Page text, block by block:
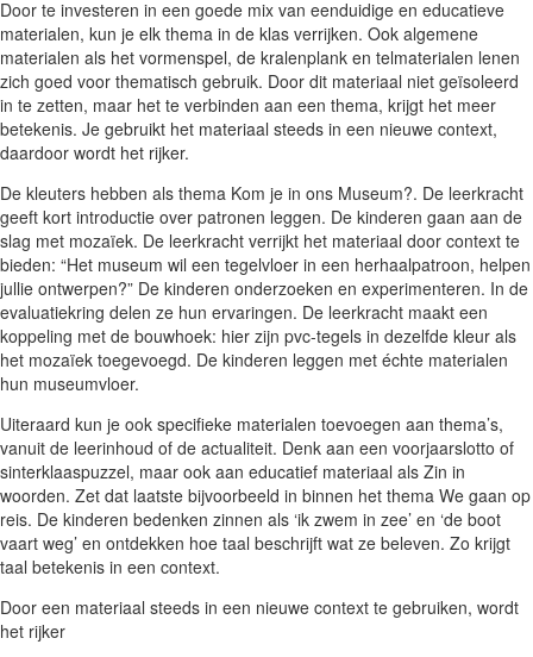
Door te investeren in een goede mix van eenduidige en educatieve
materialen, kun je elk thema in de klas verrijken. Ook algemene
materialen als het vormenspel, de kralenplank en telmaterialen lenen
zich goed voor thematisch gebruik. Door dit materiaal niet geïsoleerd
in te zetten, maar het te verbinden aan een thema, krijgt het meer
betekenis. Je gebruikt het materiaal steeds in een nieuwe context,
daardoor wordt het rijker.
De kleuters hebben als thema Kom je in ons Museum?. De leerkracht
geeft kort introductie over patronen leggen. De kinderen gaan aan de
slag met mozaïek. De leerkracht verrijkt het materiaal door context te
bieden: “Het museum wil een tegelvloer in een herhaalpatroon, helpen
jullie ontwerpen?” De kinderen onderzoeken en experimenteren. In de
evaluatiekring delen ze hun ervaringen. De leerkracht maakt een
koppeling met de bouwhoek: hier zijn pvc-tegels in dezelfde kleur als
het mozaïek toegevoegd. De kinderen leggen met échte materialen
hun museumvloer.
Uiteraard kun je ook specifieke materialen toevoegen aan thema’s,
vanuit de leerinhoud of de actualiteit. Denk aan een voorjaarslotto of
sinterklaaspuzzel, maar ook aan educatief materiaal als Zin in
woorden. Zet dat laatste bijvoorbeeld in binnen het thema We gaan op
reis. De kinderen bedenken zinnen als ‘ik zwem in zee’ en ‘de boot
vaart weg’ en ontdekken hoe taal beschrijft wat ze beleven. Zo krijgt
taal betekenis in een context.
Door een materiaal steeds in een nieuwe context te gebruiken, wordt
het rijker